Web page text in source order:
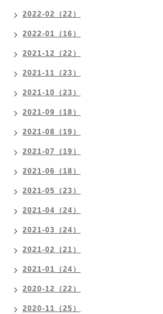
2022-02（22）
2022-01（16）
2021-12（22）
2021-11（23）
2021-10（23）
2021-09（18）
2021-08（19）
2021-07（19）
2021-06（18）
2021-05（23）
2021-04（24）
2021-03（24）
2021-02（21）
2021-01（24）
2020-12（22）
2020-11（25）